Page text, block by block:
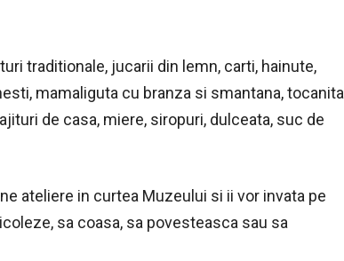
traditionale, jucarii din lemn, carti, hainute,
mamaliguta cu branza si smantana, tocanita
de casa, miere, siropuri, dulceata, suc de
ateliere in curtea Muzeului si ii vor invata pe
sa coasa, sa povesteasca sau sa